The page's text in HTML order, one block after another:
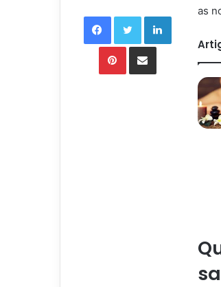
as
FacebookTwitterLinkedin
PinterestCompartilhar via e-mail